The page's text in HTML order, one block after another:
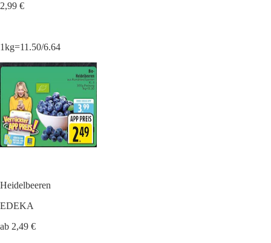
2,99 €
1kg=11.50/6.64
Heidelbeeren
EDEKA
ab 2,49 €